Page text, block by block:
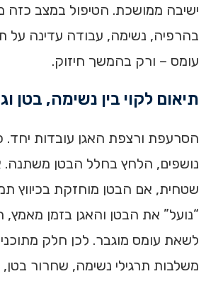
ישיבה ממושכת. הטיפול במצב כזה
בהרפיה, נשימה, עבודה עדינה על
עומס – ורק בהמשך חיזוק.
תיאום לקוי בין נשימה, בטן
הסרעפת ורצפת האגן עובדות יחד.
נושפים, הלחץ בחלל הבטן
שטחית, אם הבטן מוחזקת בכיווץ
“נועל” את הבטן והאגן בזמן מאמץ,
לשאת עומס מוגבר. לכן חלק
משלבות תרגילי נשימה, שחרור